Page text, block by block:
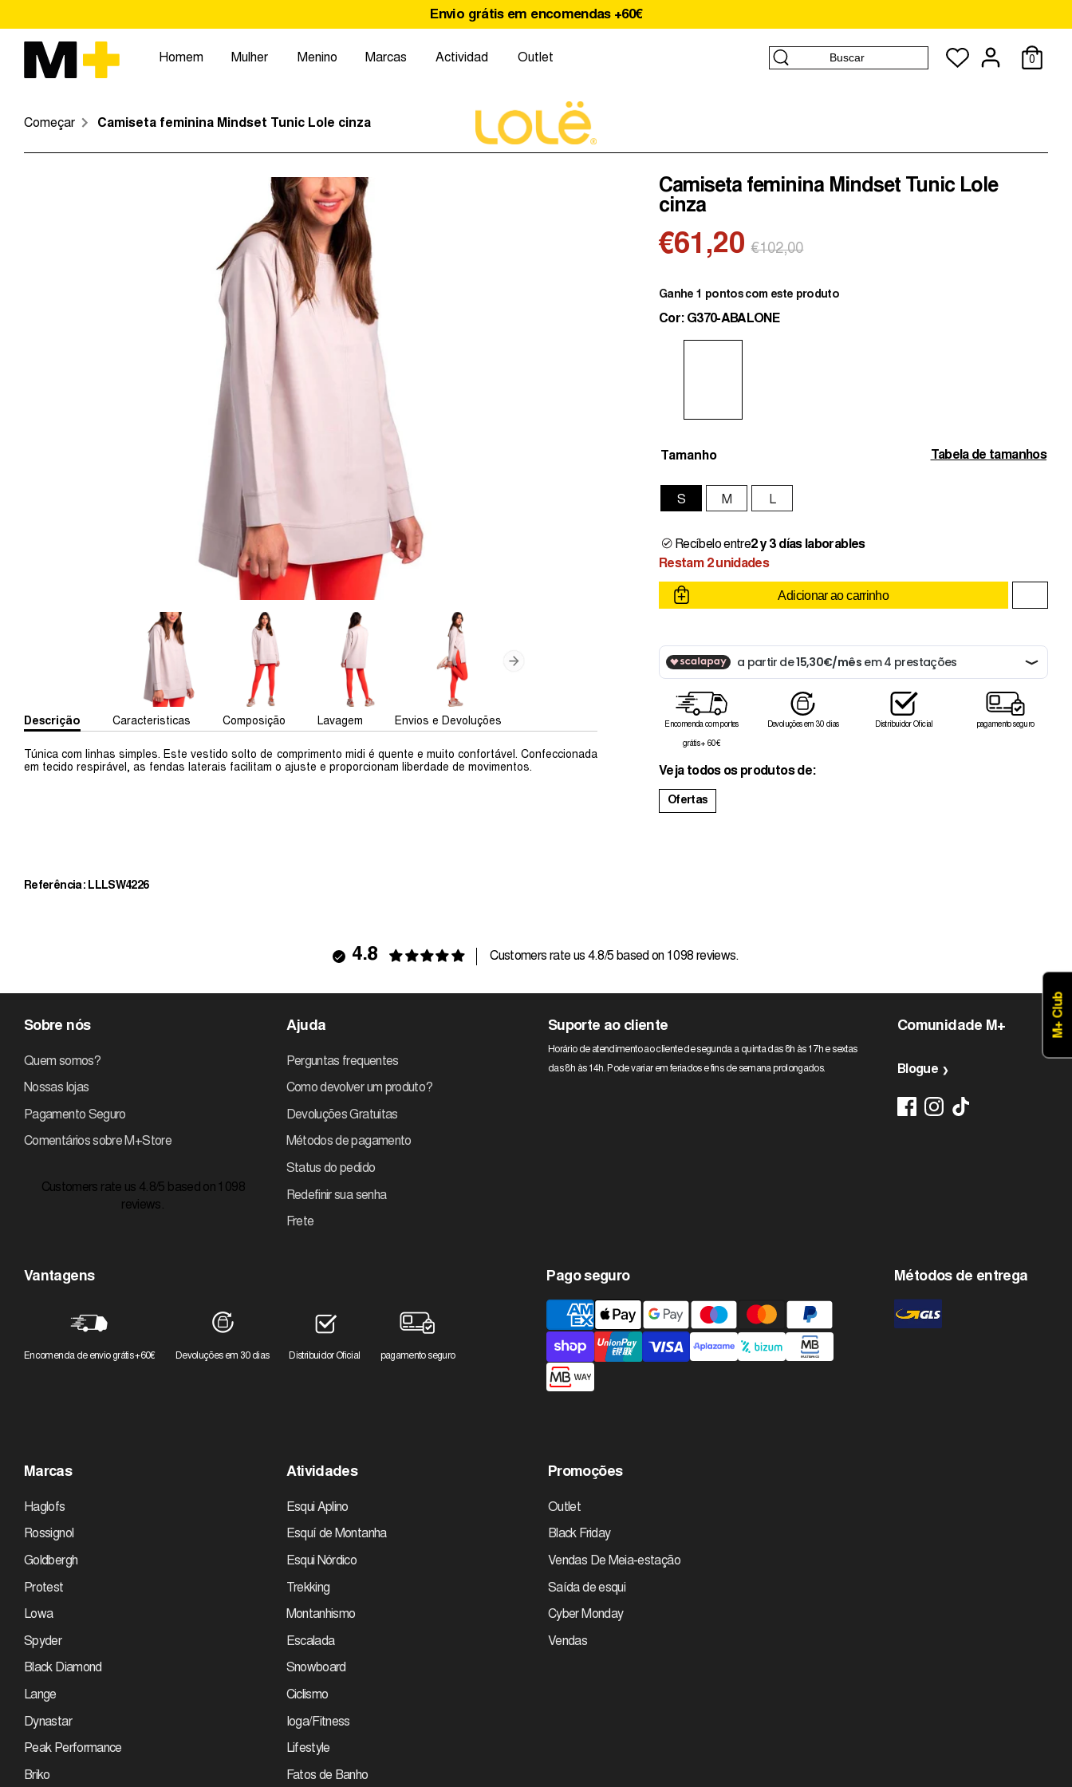
para
conteúdo
Envio grátis em encomendas +60€
Homem Mulher Menino Marcas Actividad Outlet
Buscar
Buscar
0
Começar Camiseta feminina Mindset Tunic Lole cinza
Descrição Caracteristicas Composição Lavagem Envios e Devoluções
Túnica com linhas simples. Este vestido solto de comprimento midi é quente e muito confortável. Confeccionada
em tecido respirável, as fendas laterais facilitam o ajuste e proporcionam liberdade de movimentos.
Camiseta feminina Mindset Tunic Lole
cinza
€61,20
Preço
€102,00
Ganhe 1 pontos com este produto
Cor: G370-ABALONE
Tamanho Tabela de tamanhos
S M L
Recíbelo entre2 y 3 días laborables
Restam 2 unidades
Adicionar ao carrinho
Encomenda com portes
grátis + 60€
Devoluções em 30 dias Distribuidor Oficial pagamento seguro
Veja todos os produtos de:
Ofertas
Referência: LLLSW4226
4.8 Customers rate us 4.8/5 based on 1098 reviews.
Sobre nós
Quem somos?
Nossas lojas
Pagamento Seguro
Comentários sobre M+Store
Customers rate us 4.8/5 based on 1098
reviews.
Ajuda
Perguntas frequentes
Como devolver um produto?
Devoluções Gratuitas
Métodos de pagamento
Status do pedido
Redefinir sua senha
Frete
Suporte ao cliente
Horário de atendimento ao cliente de segunda a quinta das 8h às 17h e sextas
das 8h às 14h. Pode variar em feriados e fins de semana prolongados.
Comunidade M+
Blogue
Vantagens
Encomenda de envio grátis +60€ Devoluções em 30 dias Distribuidor Oficial pagamento seguro
Pago seguro
Métodos
de
pagamento
aceites
Métodos de entrega
Marcas
Haglofs
Rossignol
Goldbergh
Protest
Lowa
Spyder
Black Diamond
Lange
Dynastar
Peak Performance
Briko
Atividades
Esqui Aplino
Esquí de Montanha
Esqui Nórdico
Trekking
Montanhismo
Escalada
Snowboard
Ciclismo
Ioga/Fitness
Lifestyle
Fatos de Banho
Promoções
Outlet
Black Friday
Vendas De Meia-estação
Saída de esqui
Cyber Monday
Vendas
M+ Club